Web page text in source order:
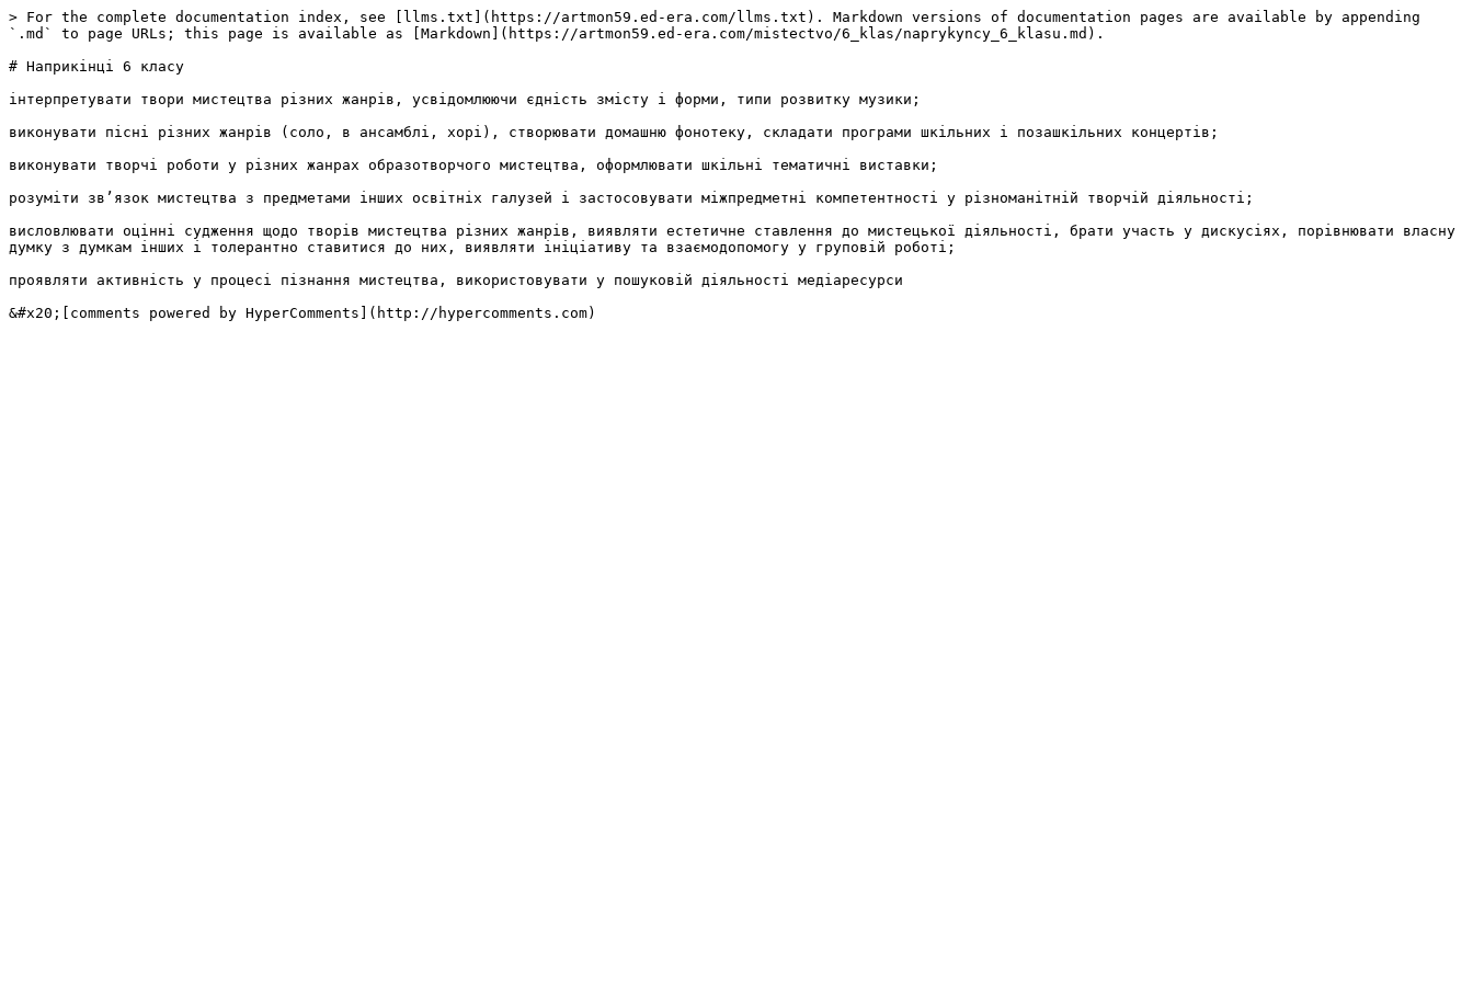
> For the complete documentation index, see [llms.txt](https://artmon59.ed-era.com/llms.txt). Markdown versions of documentation pages are available by appending
`.md` to page URLs; this page is available as [Markdown](https://artmon59.ed-era.com/mistectvo/6_klas/naprykyncy_6_klasu.md).
# Наприкінці 6 класу
інтерпретувати твори мистецтва різних жанрів, усвідомлюючи єдність змісту і форми, типи розвитку музики;
виконувати пісні різних жанрів (соло, в ансамблі, хорі), створювати домашню фонотеку, складати програми шкільних і позашкільних концертів;
виконувати творчі роботи у різних жанрах образотворчого мистецтва, оформлювати шкільні тематичні виставки;
розуміти зв’язок мистецтва з предметами інших освітніх галузей і застосовувати міжпредметні компетентності у різноманітній творчій діяльності;
висловлювати оцінні судження щодо творів мистецтва різних жанрів, виявляти естетичне ставлення до мистецької діяльності, брати участь у дискусіях, порівнювати власну
думку з думкам інших і толерантно ставитися до них, виявляти ініціативу та взаємодопомогу у груповій роботі;
проявляти активність у процесі пізнання мистецтва, використовувати у пошуковій діяльності медіаресурси